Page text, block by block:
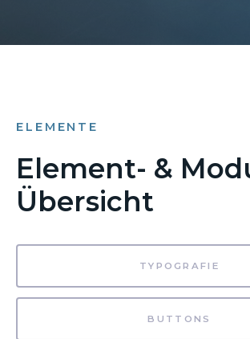
ELEMENTE
Element- &
Übersicht
TYPOGRAFIE
BUTTONS